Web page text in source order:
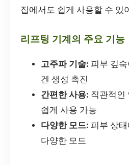
집에서도 쉽게 사용할 수 있
리프팅 기계의 주요 기능
고주파 기술: 피부 깊
겐 생성 촉진
간편한 사용: 직관적인
쉽게 사용 가능
다양한 모드: 피부 상
다양한 모드